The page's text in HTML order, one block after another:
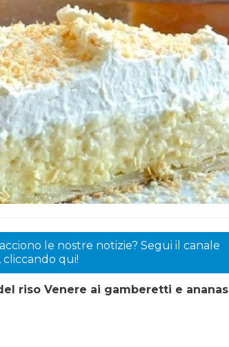
le nostre notizie? Segui il canale
cliccando qui!
riso Venere ai gamberetti e ananas